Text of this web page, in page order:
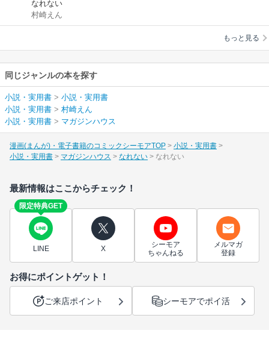
なれない
村崎えん
もっと見る
同じジャンルの本を探す
小説・実用書 > 小説・実用書
小説・実用書 > 村崎えん
小説・実用書 > マガジンハウス
漫画(まんが)・電子書籍のコミックシーモアTOP
小説・実用書
小説・実用書
マガジンハウス なれない なれない
最新情報はここからチェック！
限定特典GET
LINE X
シーモア
ちゃんねる
メルマガ
登録
お得にポイントゲット！
ご来店ポイント シーモアでポイ活